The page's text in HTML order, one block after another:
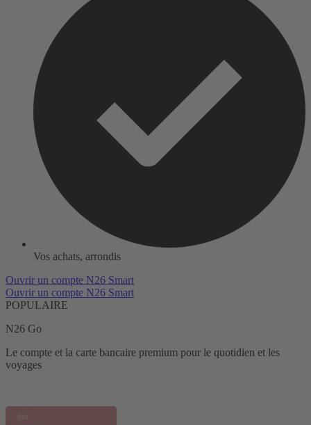
Vos achats, arrondis
Ouvrir un compte N26 Smart
Ouvrir un compte N26 Smart
POPULAIRE
N26 Go
Le compte et la carte bancaire premium pour le quotidien et les
voyages